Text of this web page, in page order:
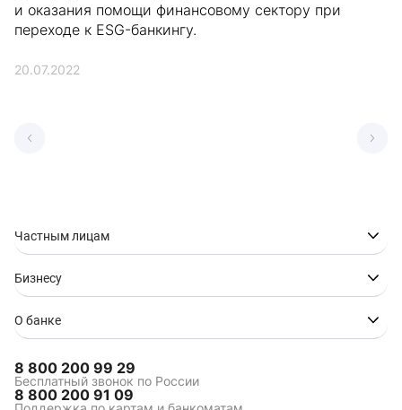
и оказания помощи финансовому сектору при
переходе к ESG-банкингу.
20.07.2022
Частным лицам
Бизнесу
О банке
8 800 200 99 29
Бесплатный звонок по России
8 800 200 91 09